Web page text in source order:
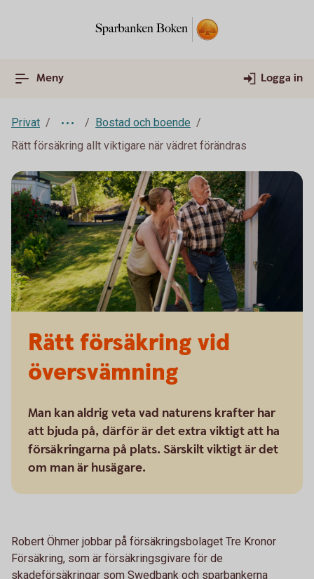
Meny Logga in
Privat
Bostad och boende
Rätt försäkring allt viktigare när vädret förändras
Rätt försäkring vid
översvämning
Man kan aldrig veta vad naturens krafter har
att bjuda på, därför är det extra viktigt att ha
försäkringarna på plats. Särskilt viktigt är det
om man är husägare.
Robert Öhrner jobbar på försäkringsbolaget Tre Kronor
Försäkring, som är försäkringsgivare för de
skadeförsäkringar som Swedbank och sparbankerna